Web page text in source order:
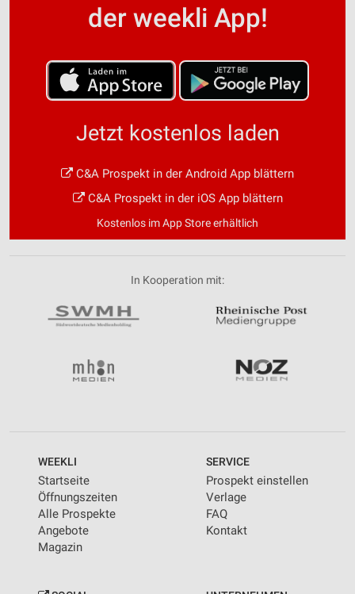
der weekli App!
Jetzt kostenlos laden
C&A Prospekt in der Android App blättern
C&A Prospekt in der iOS App blättern
Kostenlos im App Store erhältlich
In Kooperation mit:
WEEKLI
Startseite
Öffnungszeiten
Alle Prospekte
Angebote
Magazin
SERVICE
Prospekt einstellen
Verlage
FAQ
Kontakt